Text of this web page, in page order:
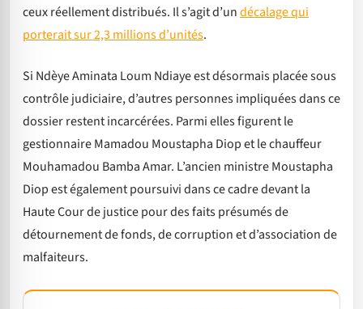
ceux réellement distribués. Il s’agit d’undécalage qui
porterait sur 2,3 millions d’unités.
Si Ndèye Aminata Loum Ndiaye est désormais placée sous
contrôle judiciaire, d’autres personnes impliquées dans ce
dossier restent incarcérées. Parmi elles figurent le
gestionnaire Mamadou Moustapha Diop et le chauffeur
Mouhamadou Bamba Amar. L’ancien ministre Moustapha
Diop est également poursuivi dans ce cadre devant la
Haute Cour de justice pour des faits présumés de
détournement de fonds, de corruption et d’association de
malfaiteurs.